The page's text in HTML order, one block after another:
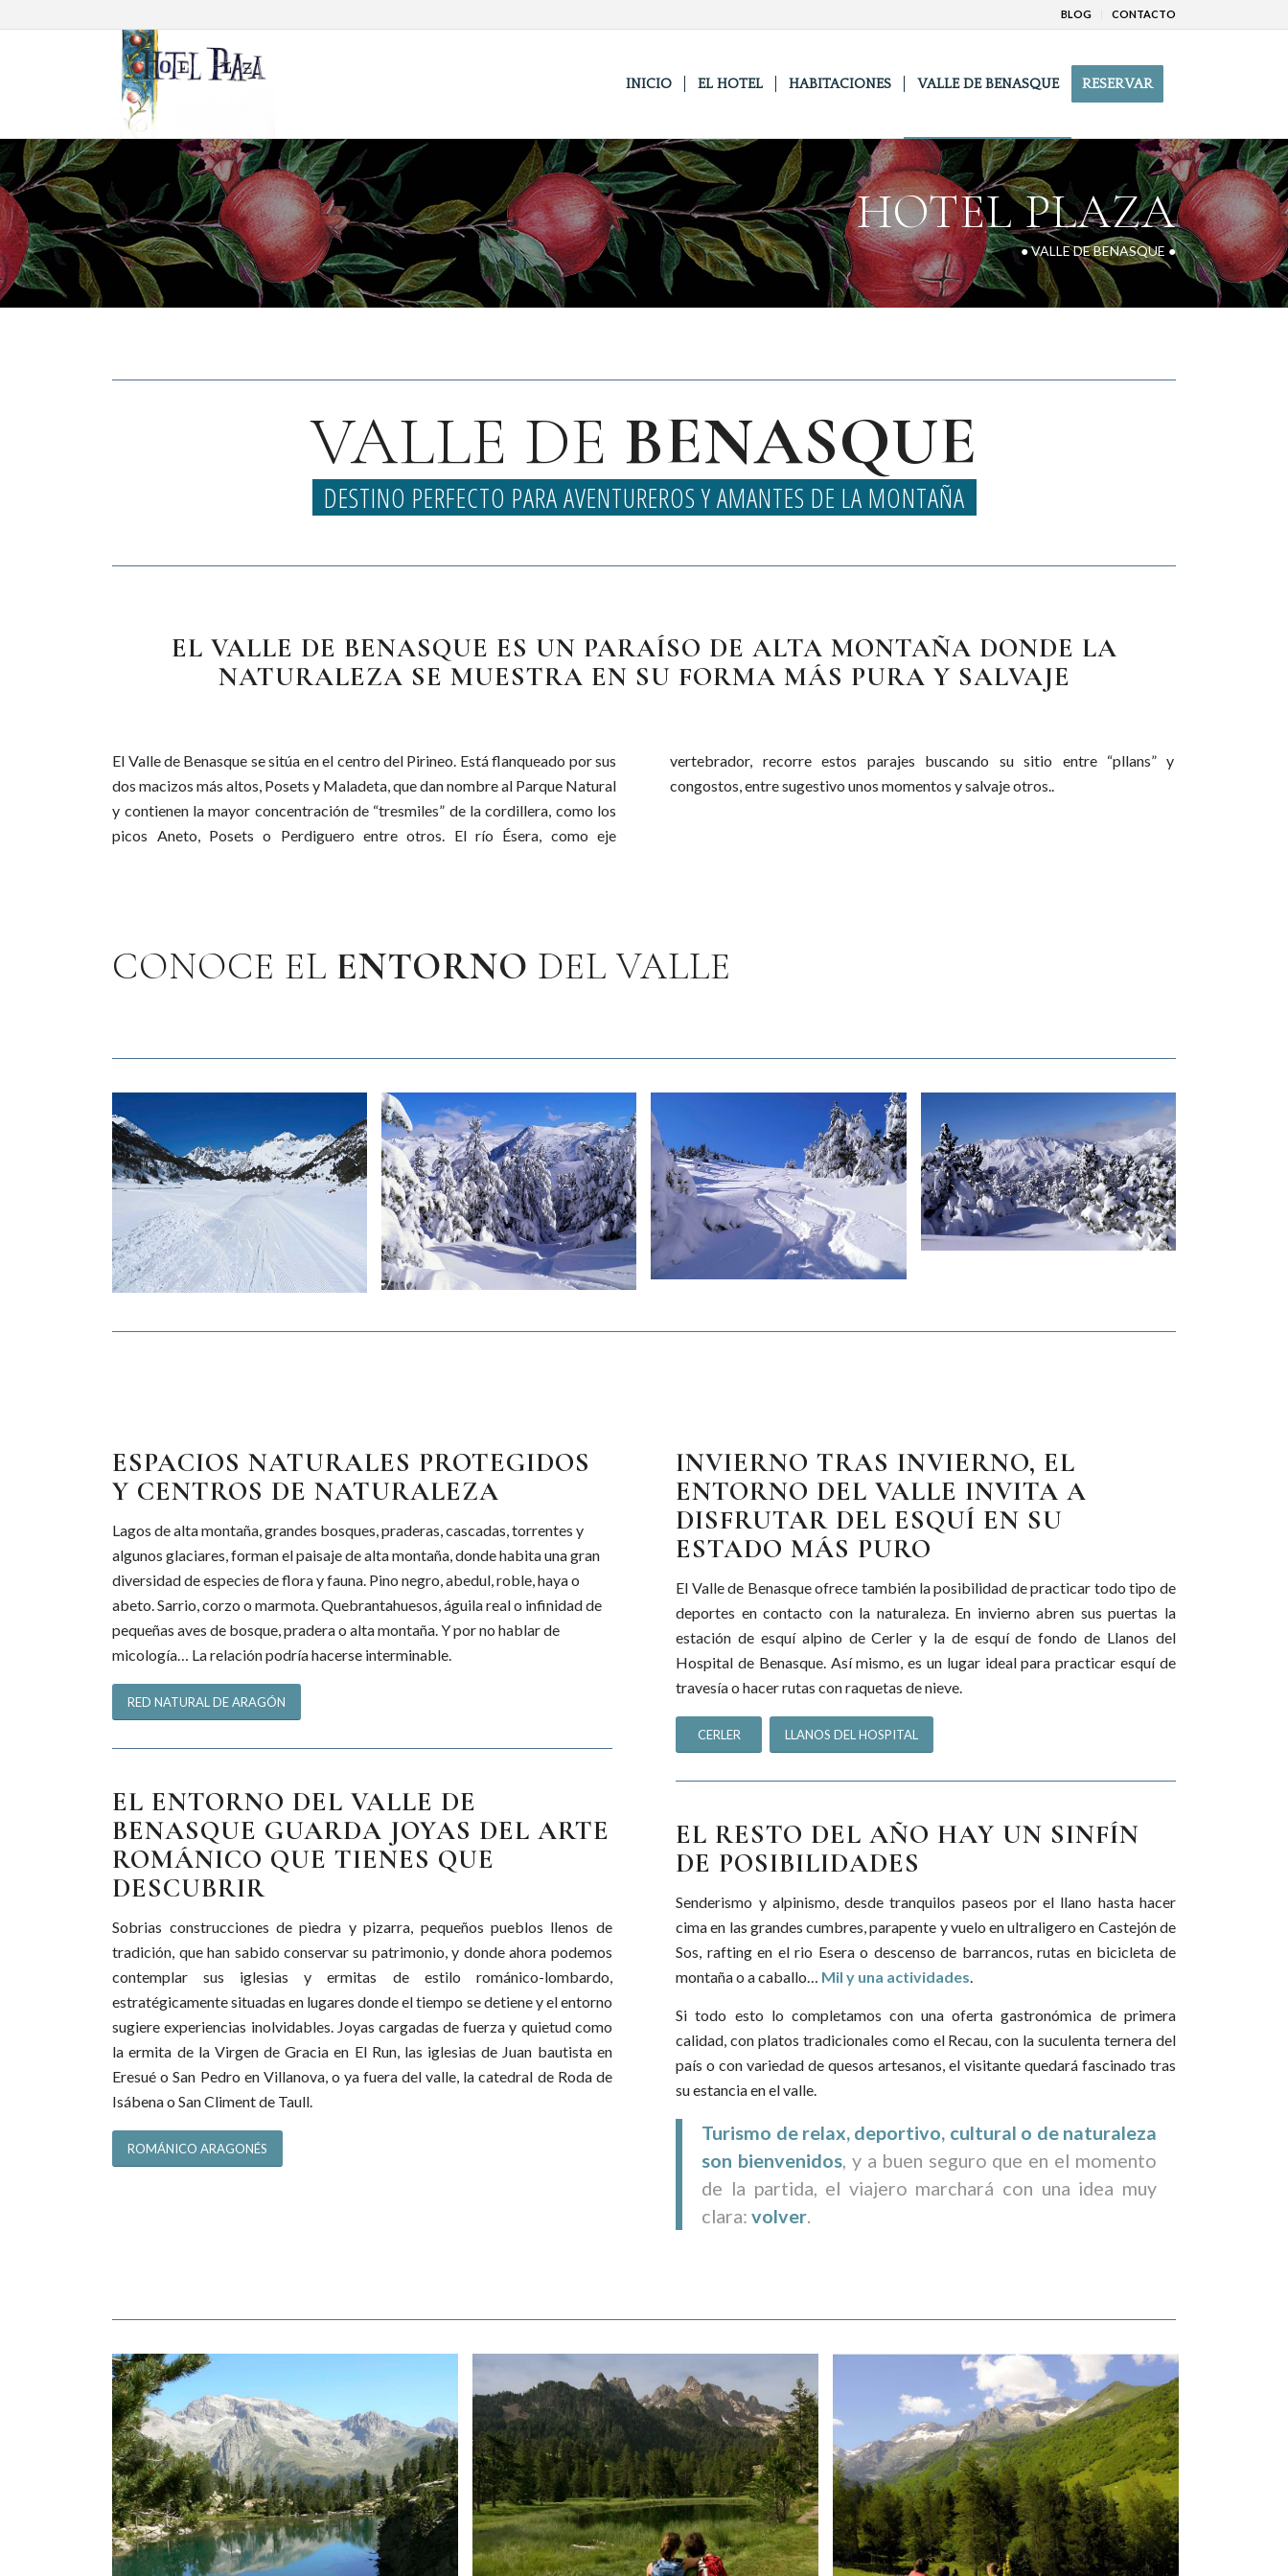
BLOG CONTACTO
INICIO EL HOTEL HABITACIONES VALLE DE BENASQUE RESERVAR
HOTEL PLAZA
● VALLE DE BENASQUE ●
VALLE DE BENASQUE
DESTINO PERFECTO PARA AVENTUREROS Y AMANTES DE LA MONTAÑA
EL VALLE DE BENASQUE ES UN PARAÍSO DE ALTA MONTAÑA DONDE LA
NATURALEZA SE MUESTRA EN SU FORMA MÁS PURA Y SALVAJE
El Valle de Benasque se sitúa en el centro del Pirineo. Está flanqueado por sus
dos macizos más altos, Posets y Maladeta, que dan nombre al Parque Natural
y contienen la mayor concentración de “tresmiles” de la cordillera, como los
picos Aneto, Posets o Perdiguero entre otros. El río Ésera, como eje
vertebrador, recorre estos parajes buscando su sitio entre “pllans” y
congostos, entre sugestivo unos momentos y salvaje otros..
CONOCE EL ENTORNO DEL VALLE
ESPACIOS NATURALES PROTEGIDOS
Y CENTROS DE NATURALEZA
Lagos de alta montaña, grandes bosques, praderas, cascadas, torrentes y
algunos glaciares, forman el paisaje de alta montaña, donde habita una gran
diversidad de especies de flora y fauna. Pino negro, abedul, roble, haya o
abeto. Sarrio, corzo o marmota. Quebrantahuesos, águila real o infinidad de
pequeñas aves de bosque, pradera o alta montaña. Y por no hablar de
micología… La relación podría hacerse interminable.
RED NATURAL DE ARAGÓN
EL ENTORNO DEL VALLE DE
BENASQUE GUARDA JOYAS DEL ARTE
ROMÁNICO QUE TIENES QUE
DESCUBRIR
Sobrias construcciones de piedra y pizarra, pequeños pueblos llenos de
tradición, que han sabido conservar su patrimonio, y donde ahora podemos
contemplar sus iglesias y ermitas de estilo románico-lombardo,
estratégicamente situadas en lugares donde el tiempo se detiene y el entorno
sugiere experiencias inolvidables. Joyas cargadas de fuerza y quietud como
la ermita de la Virgen de Gracia en El Run, las iglesias de Juan bautista en
Eresué o San Pedro en Villanova, o ya fuera del valle, la catedral de Roda de
Isábena o San Climent de Taull.
ROMÁNICO ARAGONÉS
INVIERNO TRAS INVIERNO, EL
ENTORNO DEL VALLE INVITA A
DISFRUTAR DEL ESQUÍ EN SU
ESTADO MÁS PURO
El Valle de Benasque ofrece también la posibilidad de practicar todo tipo de
deportes en contacto con la naturaleza. En invierno abren sus puertas la
estación de esquí alpino de Cerler y la de esquí de fondo de Llanos del
Hospital de Benasque. Así mismo, es un lugar ideal para practicar esquí de
travesía o hacer rutas con raquetas de nieve.
CERLER LLANOS DEL HOSPITAL
EL RESTO DEL AÑO HAY UN SINFÍN
DE POSIBILIDADES
Senderismo y alpinismo, desde tranquilos paseos por el llano hasta hacer
cima en las grandes cumbres, parapente y vuelo en ultraligero en Castejón de
Sos, rafting en el rio Esera o descenso de barrancos, rutas en bicicleta de
montaña o a caballo… Mil y una actividades.
Si todo esto lo completamos con una oferta gastronómica de primera
calidad, con platos tradicionales como el Recau, con la suculenta ternera del
país o con variedad de quesos artesanos, el visitante quedará fascinado tras
su estancia en el valle.
Turismo de relax, deportivo, cultural o de naturaleza
son bienvenidos , y a buen seguro que en el momento
de la partida, el viajero marchará con una idea muy
clara:volver